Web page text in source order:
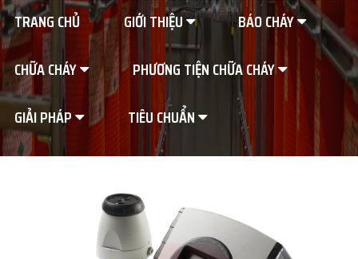
TRANG CHỦ GIỚI THIỆU
BÁO CHÁY
CHỮA CHÁY
PHƯƠNG TIỆN CHỮA CHÁY
GIẢI PHÁP
TIÊU CHUẨN